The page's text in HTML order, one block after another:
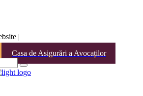
|
Casa de Asigurări a Avocaților